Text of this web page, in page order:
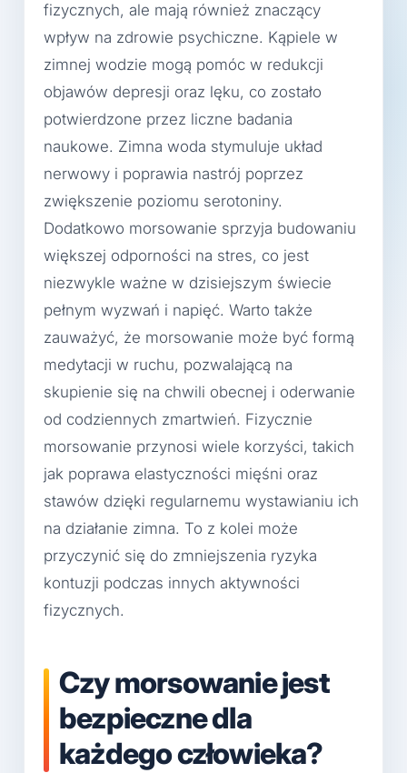
fizycznych, ale mają również znaczący
wpływ na zdrowie psychiczne. Kąpiele w
zimnej wodzie mogą pomóc w redukcji
objawów depresji oraz lęku, co zostało
potwierdzone przez liczne badania
naukowe. Zimna woda stymuluje układ
nerwowy i poprawia nastrój poprzez
zwiększenie poziomu serotoniny.
Dodatkowo morsowanie sprzyja budowaniu
większej odporności na stres, co jest
niezwykle ważne w dzisiejszym świecie
pełnym wyzwań i napięć. Warto także
zauważyć, że morsowanie może być formą
medytacji w ruchu, pozwalającą na
skupienie się na chwili obecnej i oderwanie
od codziennych zmartwień. Fizycznie
morsowanie przynosi wiele korzyści, takich
jak poprawa elastyczności mięśni oraz
stawów dzięki regularnemu wystawianiu ich
na działanie zimna. To z kolei może
przyczynić się do zmniejszenia ryzyka
kontuzji podczas innych aktywności
fizycznych.
Czy morsowanie jest
bezpieczne dla
każdego człowieka?